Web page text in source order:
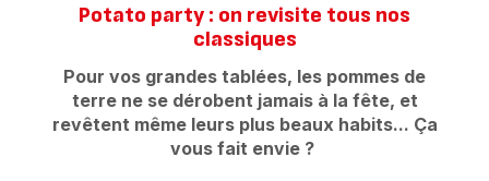
Potato party : on revisite tous nos
classiques
Pour vos grandes tablées, les pommes de
terre ne se dérobent jamais à la fête, et
revêtent même leurs plus beaux habits... Ça
vous fait envie ?